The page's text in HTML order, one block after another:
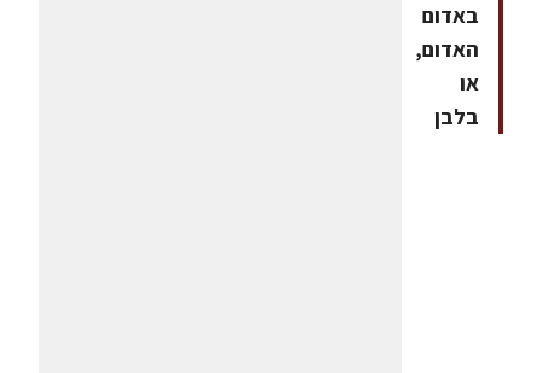
באדום
האדום,
או
בלבן